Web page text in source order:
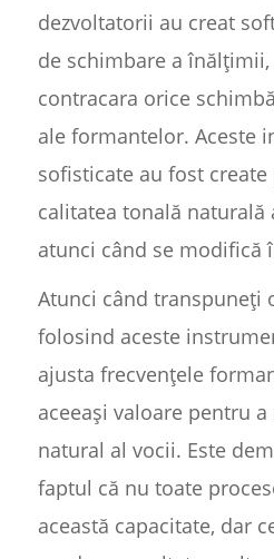
dezvoltatorii au creat
de schimbare a
contracara orice
ale formantelor. Aceste
sofisticate au fost
calitatea tonală naturală
atunci când se modifică
Atunci când transpuneți
folosind aceste
ajusta frecvențele
aceeași valoare pentru
natural al vocii. Este
faptul că nu toate
această capacitate, dar